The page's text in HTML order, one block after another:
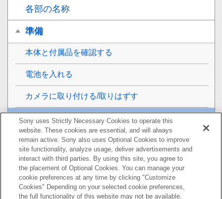
各部の名称
準備
本体と付属品を確認する
電池を入れる
カメラに取り付ける/取りはずす
ミニスタンドを取り付ける/取りはずす
防じん・防滴カバーを取りはずす/取り付ける
電源を入れる
電池の交換について（TESTボタンの点滅）
Sony uses Strictly Necessary Cookies to operate this
website. These cookies are essential, and will always
remain active. Sony also uses Optional Cookies to improve
site functionality, analyze usage, deliver advertisements and
interact with third parties. By using this site, you agree to
the placement of Optional Cookies. You can manage your
cookie preferences at any time by clicking "Customize
Cookies" Depending on your selected cookie preferences,
the full functionality of this website may not be available.